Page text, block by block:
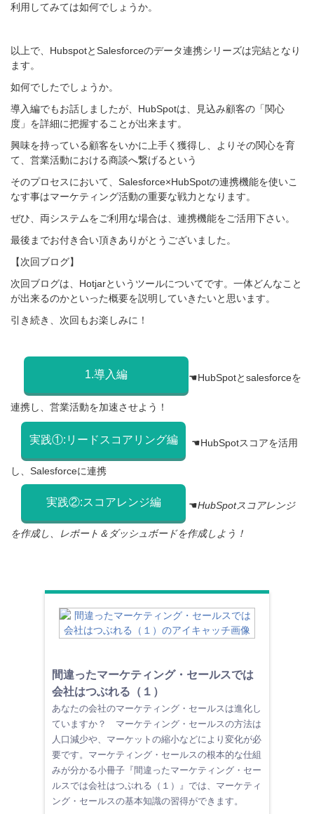
利用してみては如何でしょうか。
以上で、HubspotとSalesforceのデータ連携シリーズは完結となり
ます。
如何でしたでしょうか。
導入編でもお話しましたが、 HubSpotは、
見込み顧客の「関心
度」を詳細に把握することが出来ます。
興味を持っている顧客をいかに上手く獲得し、よりその関心を育
て、営業活動における商談へ繋げるという
そのプロセスにおいて、 Salesforce×HubSpotの連携機能を使いこ
なす事はマーケティング活動の重要な戦力となります。
ぜひ、両システムをご利用な場合は、連携機能をご活用下さい。
最後までお付き合い頂きありがとうございました。
【次回ブログ】
次回ブログは、Hotjarというツールについてです。一体どんなこと
が出来るのかといった概要を説明していきたいと思います。
引き続き、次回もお楽しみに！
1.導入編 ☚HubSpotとsalesforceを
連携し、営業活動を加速させよう！
実践①:リードスコアリング編 ☚HubSpotスコアを活用
し、Salesforceに連携
実践②:スコアレンジ編 ☚HubSpotスコアレンジ
を作成し、レポート＆ダッシュボードを作成しよう！
間違ったマーケティング・セールスでは
会社はつぶれる（１）
あなたの会社のマーケティング・セールスは進化し
ていますか？ マーケティング・セールスの方法は
人口減少や、マーケットの縮小などにより変化が必
要です。マーケティング・セールスの根本的な仕組
みが分かる小冊子『間違ったマーケティング・セー
ルスでは会社はつぶれる（１）』では、マーケティ
ング・セールスの基本知識の習得ができます。